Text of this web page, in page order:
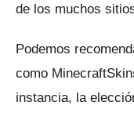
de los muchos
Podemos
como
instancia, la